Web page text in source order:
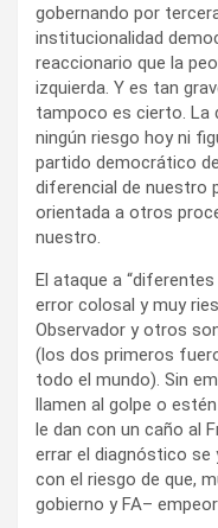
gobernando por
institucionalidad
reaccionario que la
izquierda. Y es tan
tampoco es cierto. La
ningún riesgo hoy ni
partido democrático
diferencial de nuestro
orientada a otros
nuestro.
El ataque a
error colosal y muy
Observador y otros
(los dos primeros
todo el mundo). Sin
llamen al golpe o
le dan con un caño al
errar el diagnóstico
con el riesgo de que,
gobierno y FA–